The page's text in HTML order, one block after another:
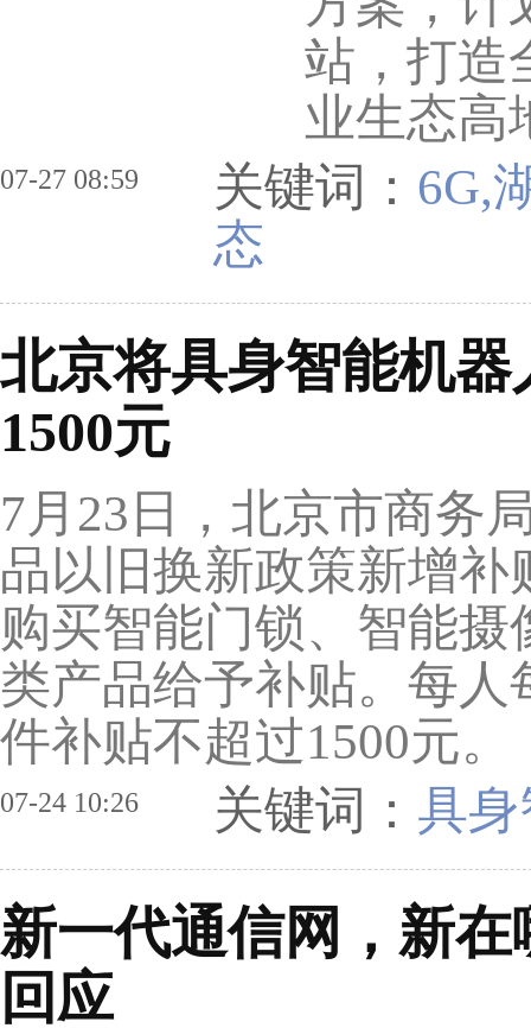
站，打造
业生态高
07-27 08:59 关键词： 6G,
态
北京将具身智能机
1500元
7月23日，北京市商务
品以旧换新政策新增
购买智能门锁、智能
类产品给予补贴。每
件补贴不超过1500元。
07-24 10:26 关键词： 具
新一代通信网，新
回应